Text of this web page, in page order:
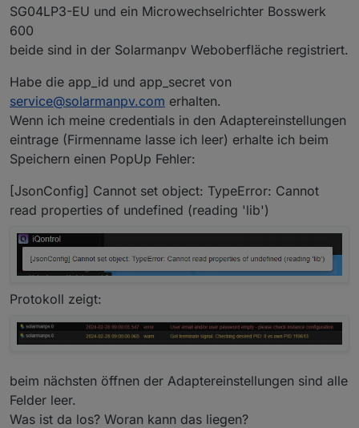
SG04LP3-EU und ein Microwechselrichter Bosswerk
600
beide sind in der Solarmanpv Weboberfläche registriert.
Habe die app_id und app_secret von
service@solarmanpv.com erhalten.
Wenn ich meine credentials in den Adaptereinstellungen
eintrage (Firmenname lasse ich leer) erhalte ich beim
Speichern einen PopUp Fehler:
[JsonConfig] Cannot set object: TypeError: Cannot
read properties of undefined (reading 'lib')
Protokoll zeigt:
beim nächsten öffnen der Adaptereinstellungen sind alle
Felder leer.
Was ist da los? Woran kann das liegen?